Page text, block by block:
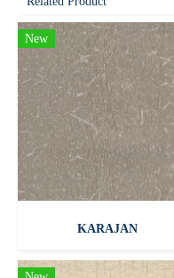
New
KARAJAN